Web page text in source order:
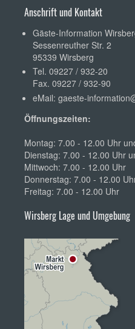
Anschrift und Kontakt
Gäste-Information
Sessenreuther Str. 2
95339 Wirsberg
Tel. 09227 / 932-20
Fax. 09227 / 932-90
eMail: gaeste-
Öffnungszeiten:
Montag: 7.00 - 12.00 Uhr
Dienstag: 7.00 - 12.00 Uhr
Mittwoch: 7.00 - 12.00 Uhr
Donnerstag: 7.00 - 12.00
Freitag: 7.00 - 12.00 Uhr
Wirsberg Lage und Umgebung